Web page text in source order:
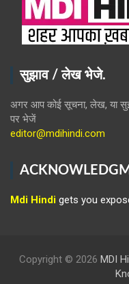
सुझाव / लेख भेजे.
अगर आप कोई सूचना, लेख, या
पर भेजें
editor@mdihindi.com
Mdi Hindi gets you
Copyright © 2026 MDI